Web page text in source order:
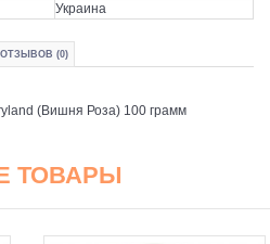
Украина
ОТЗЫВОВ (0)
(Вишня Роза) 100 грамм
ТОВАРЫ